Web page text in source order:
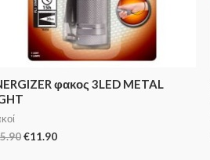
φακος 3LED METAL
€11.90